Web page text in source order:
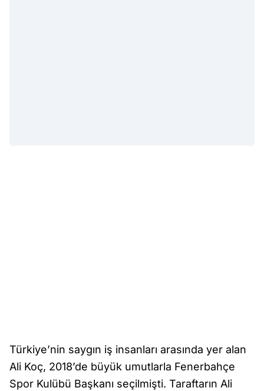
Türkiye’nin saygın iş insanları arasında yer alan
Ali Koç, 2018’de büyük umutlarla Fenerbahçe
Spor Kulübü Başkanı seçilmişti. Taraftarın Ali